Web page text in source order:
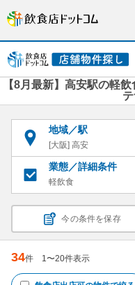
【8月最新】高安駅の軽
地域／駅
[大阪] 高安
業態／詳細条件
軽飲食
今の条件を保存
34件 1〜20件表示